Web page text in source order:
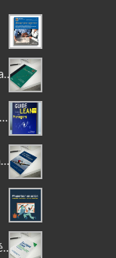
Le Gold Mine, un récit lean - en français
Lexique Lean, version pdf, expédié par mail.